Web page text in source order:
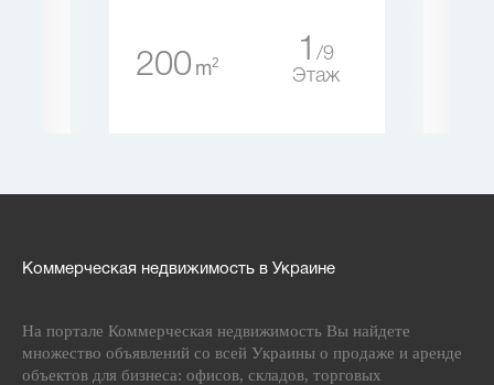
200 m2 1
9
Этаж
Коммерческая недвижимость в Украине
На портале Коммерческая недвижимость Вы найдете
множество объявлений со всей Украины о продаже и аренде
объектов для бизнеса: офисов, складов, торговых